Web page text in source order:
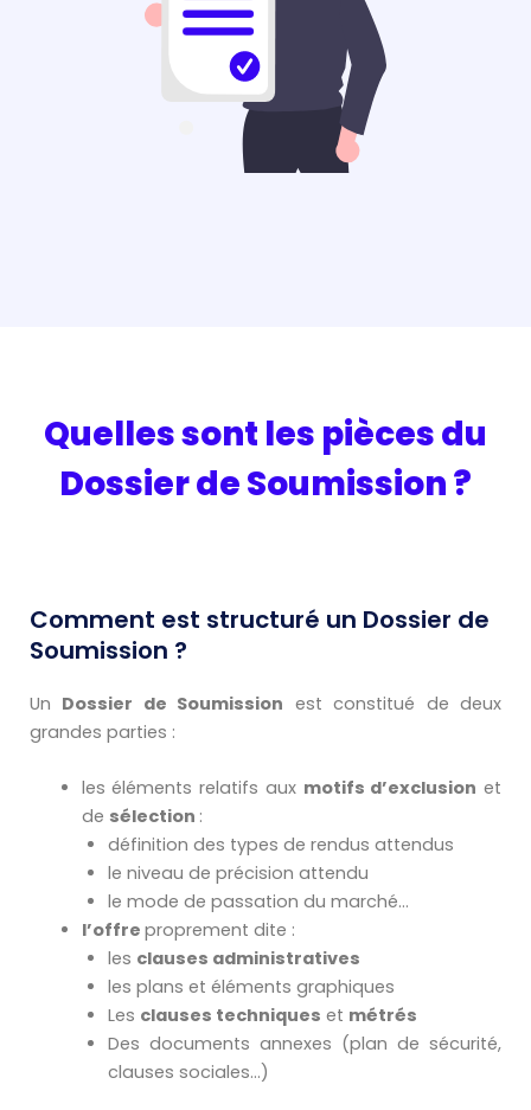
Quelles sont les pièces du
Dossier de Soumission ?
Comment est structuré un Dossier de
Soumission ?
Un Dossier de Soumission est constitué de deux
grandes parties :
les éléments relatifs aux motifs d’exclusion et
de sélection :
définition des types de rendus attendus
le niveau de précision attendu
le mode de passation du marché…
l’offre proprement dite :
les clauses administratives
les plans et éléments graphiques
Les clauses techniques et métrés
Des documents annexes (plan de sécurité,
clauses sociales…)